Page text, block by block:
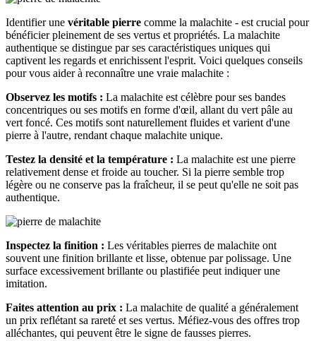
Identifier une véritable pierre comme la malachite - est crucial pour
bénéficier pleinement de ses vertus et propriétés. La malachite
authentique se distingue par ses caractéristiques uniques qui
captivent les regards et enrichissent l'esprit. Voici quelques conseils
pour vous aider à reconnaître une vraie malachite :
Observez les motifs : La malachite est célèbre pour ses bandes
concentriques ou ses motifs en forme d'œil, allant du vert pâle au
vert foncé. Ces motifs sont naturellement fluides et varient d'une
pierre à l'autre, rendant chaque malachite unique.
Testez la densité et la température : La malachite est une pierre
relativement dense et froide au toucher. Si la pierre semble trop
légère ou ne conserve pas la fraîcheur, il se peut qu'elle ne soit pas
authentique.
Inspectez la finition : Les véritables pierres de malachite ont
souvent une finition brillante et lisse, obtenue par polissage. Une
surface excessivement brillante ou plastifiée peut indiquer une
imitation.
Faites attention au prix : La malachite de qualité a généralement
un prix reflétant sa rareté et ses vertus. Méfiez-vous des offres trop
alléchantes, qui peuvent être le signe de fausses pierres.